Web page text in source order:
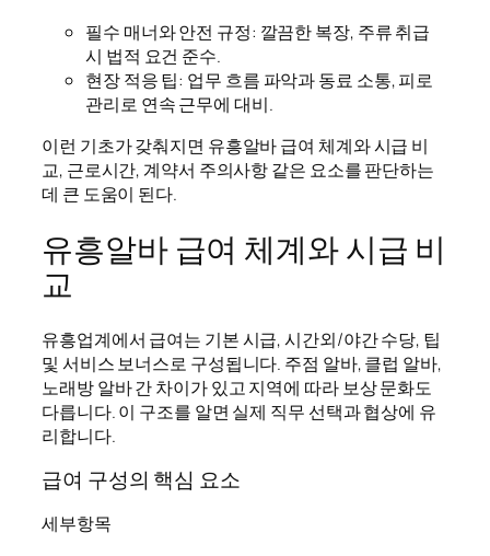
필수 매너와 안전 규정: 깔끔한 복장, 주류 취급
시 법적 요건 준수.
현장 적응 팁: 업무 흐름 파악과 동료 소통, 피로
관리로 연속 근무에 대비.
이런 기초가 갖춰지면 유흥알바 급여 체계와 시급 비
교, 근로시간, 계약서 주의사항 같은 요소를 판단하는
데 큰 도움이 된다.
유흥알바 급여 체계와 시급 비
교
유흥업계에서 급여는 기본 시급, 시간외/야간 수당, 팁
및 서비스 보너스로 구성됩니다. 주점 알바, 클럽 알바,
노래방 알바 간 차이가 있고 지역에 따라 보상 문화도
다릅니다. 이 구조를 알면 실제 직무 선택과 협상에 유
리합니다.
급여 구성의 핵심 요소
세부항목